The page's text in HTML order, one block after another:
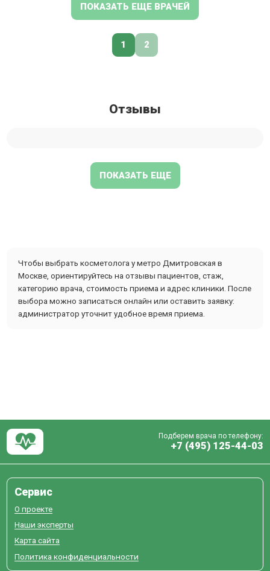
ПОКАЗАТЬ ЕЩЕ ВРАЧЕЙ
1 2
Отзывы
ПОКАЗАТЬ ЕЩЕ
Чтобы выбрать косметолога у метро Дмитровская в
Москве, ориентируйтесь на отзывы пациентов, стаж,
категорию врача, стоимость приема и адрес клиники. После
выбора можно записаться онлайн или оставить заявку:
администратор уточнит удобное время приема.
Подберем врача по телефону:
+7 (495) 125-44-03
Сервис
О проекте
Наши эксперты
Карта сайта
Политика конфиденциальности